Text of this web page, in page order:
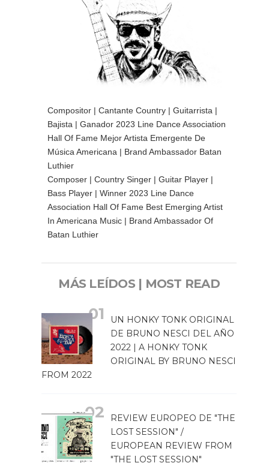
Compositor | Cantante Country | Guitarrista |
Bajista | Ganador 2023 Line Dance Association
Hall Of Fame Mejor Artista Emergente De
Música Americana | Brand Ambassador Batan
Luthier
Composer | Country Singer | Guitar Player |
Bass Player | Winner 2023 Line Dance
Association Hall Of Fame Best Emerging Artist
In Americana Music | Brand Ambassador Of
Batan Luthier
MÁS LEÍDOS | MOST READ
UN HONKY TONK ORIGINAL
DE BRUNO NESCI DEL AÑO
2022 | A HONKY TONK
ORIGINAL BY BRUNO NESCI
FROM 2022
REVIEW EUROPEO DE "THE
LOST SESSION" /
EUROPEAN REVIEW FROM
"THE LOST SESSION"